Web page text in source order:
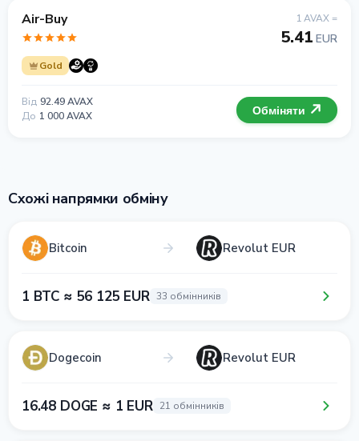
Air-Buy
Gold
1 AVAX =
5.41 EUR
Від 92.49 AVAX
До 1 000 AVAX Обміняти
Схожі напрямки обміну
Bitcoin Revolut EUR
1 BTC ≈ 56 125 EUR 33 обмінників
Dogecoin Revolut EUR
16.48 DOGE ≈ 1 EUR 21 обмінників